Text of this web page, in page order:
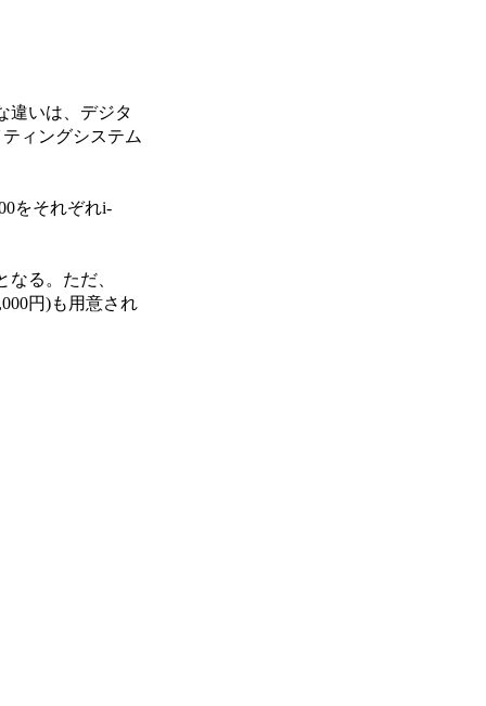
違いは、デジタ
ィングシステム
をそれぞれi-
る。ただ、
円)も用意され